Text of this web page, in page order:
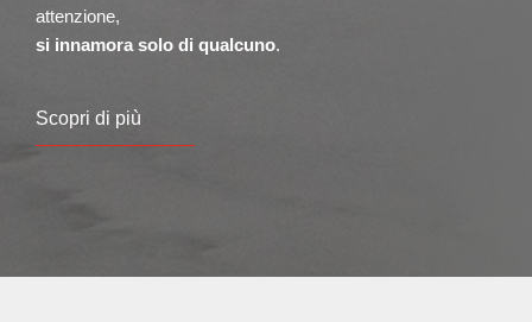
attenzione,
si innamora solo di qualcuno.
Scopri di più